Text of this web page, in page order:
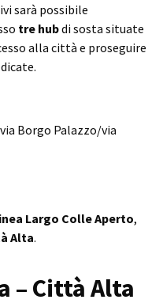
sarà possibile
tre hubdi sosta situate
alla città e proseguire
via Borgo Palazzo/via
Largo Colle Aperto,
Alta.
– Città Alta